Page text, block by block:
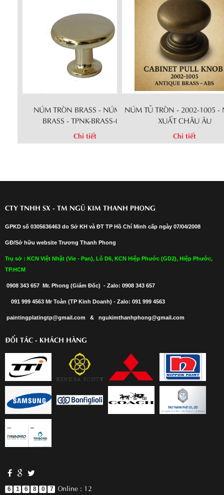
NÚM TRÒN BRASS - NÚM KÉO
BRASS - TPNK-BRASS-058
Chi tiết
NÚM TỦ TRÒN - 2002-1005 -
XUẤT CHÂU ÂU
Chi tiết
CTY TNHH SX - TM NGŨ KIM THANH PHONG
GPKD số 0305636463 do Sở KH và ĐT TP Hồ Chí Minh cấp ngày 07/04/2008
GĐ/Sở hữu website Trương Thanh Phong
Trụ sở : KCN Việt Nhật (Vie - Pan), Lô D6, KCN Hiệp Phước (GD2), Hiệp Phước,
TP.HCM
0908 343 657 Mr. Phong (Giám Đốc) - Zalo: 0908 343 657
091 999 4563 Mr Toàn (TP Kinh Doanh) - Zalo: 091 999 4563
paintingplatingtp@gmail.com & ngukimthanhphong@gmail.com
ĐỐI TÁC - KHÁCH HÀNG
6 1 6 8 0 7
Online : 12